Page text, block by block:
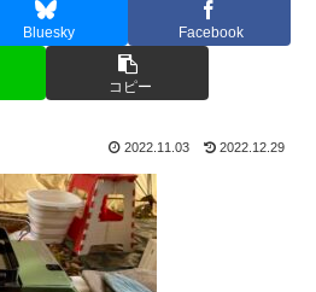
Bluesky Facebook
コピー
2022.11.03 2022.12.29